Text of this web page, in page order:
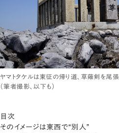
ヤマトタケルは東征の帰り道、草薙剣を尾
（筆者撮影、以下も）
目次
そのイメージは東西で“別人”